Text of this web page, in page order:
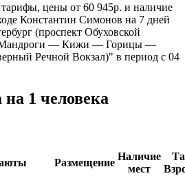
цены от 60 945р. и наличие
Константин Симонов на 7 дней
(проспект Обуховской
— Кижи — Горицы —
Речной Вокзал)" в период с 04
1 человека
Размещение
Наличие
мест